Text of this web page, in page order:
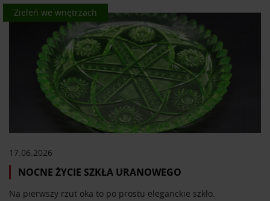
Kolor we wnętrzach
Zieleń we wnętrzach
17.06.2026
NOCNE ŻYCIE SZKŁA URANOWEGO
Na pierwszy rzut oka to po prostu eleganckie szkło.